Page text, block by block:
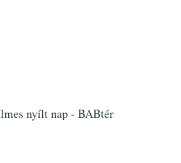
nyílt nap - BABtér